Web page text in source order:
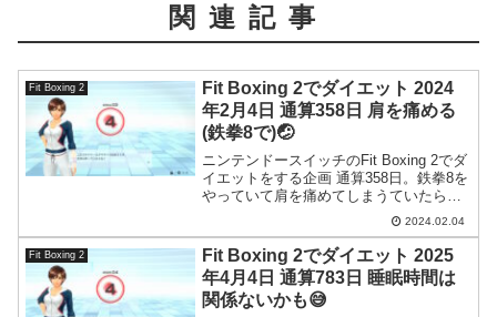
関連記事
Fit Boxing 2
Fit Boxing 2でダイエット 2024
年2月4日 通算358日 肩を痛める
(鉄拳8で)🤕
ニンテンドースイッチのFit Boxing 2でダ
イエットをする企画 通算358日。鉄拳8を
やっていて肩を痛めてしまうていたら
2024.02.04
Fit Boxing 2
Fit Boxing 2でダイエット 2025
年4月4日 通算783日 睡眠時間は
関係ないかも😅